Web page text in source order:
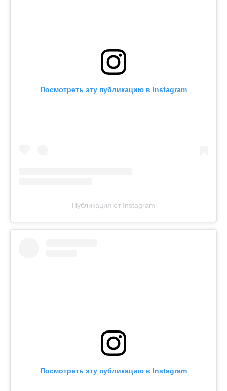
Посмотреть эту публикацию в Instagram
Публикация от Instagram
Посмотреть эту публикацию в Instagram